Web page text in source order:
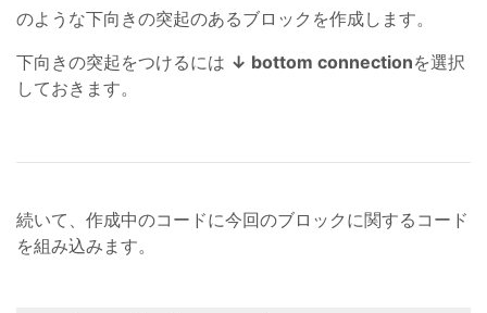
のような下向きの突起のあるブロックを作成します。
下向きの突起をつけるには ↓ bottom connectionを選択
しておきます。
続いて、作成中のコードに今回のブロックに関するコード
を組み込みます。